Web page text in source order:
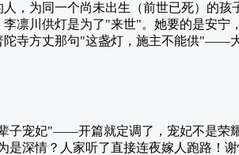
人，为同一个尚未出生（前世已死）的
凛川供灯是为了"来世"。她要的是安宁
陀寺方丈那句"这盏灯，施主不能供"——
子宠妃"——开篇就定调了，宠妃不是荣
深情？人家听了直接连夜嫁人跑路！